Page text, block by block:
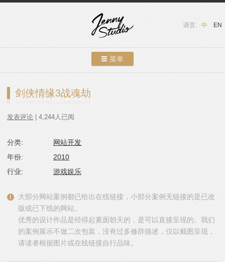
语言: 中 EN
菜单
跳转到内容
剑侠情缘3战魂劫
发表评论 | 4,244人已阅
分类:
网站开发
年份:
2010
行业:
游戏娱乐
大部分网站案例都已给出在线链接，小部分案例无链接的是已改
版或已下线的网站。
优秀的设计作品是经得起素面朝天的，是可以直接呈现的。我们
的案例展示不做二次包装，没有过多修辞描述，仅以截图呈现，
请读者根据图片或在线链接自行品味。